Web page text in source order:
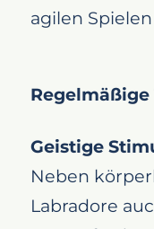
agilen
Geistige
Neben
Labradore